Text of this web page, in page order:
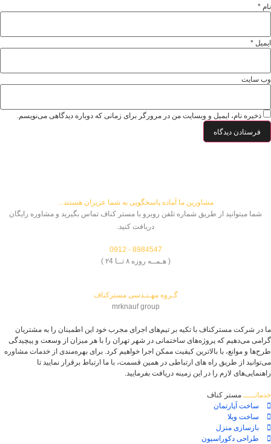
نام *
ایمیل *
وب‌ سایت
ذخیره نام، ایمیل و وبسایت من در مرورگر برای زمانی که دوباره دیدگاهی می‌نویسم.
مشاورین ما آماده پاسخگویی به شما عزیزان هستند...
شما میتوانید از طریق شماره تلفن روبرو با مستر کناف تماس بگیرید و مشاوره رایگان
دریافت کنید.
8984547 - 0912
( هـمــه روزه ۸ تــا ۲4 )
گـروه مهـنـدسی مسترکناف
mrknauf group
ما در شرکت مسترکناف با تکیه بر تیم‌های اجرای مجرب خود این اطمینان را به مشتریان
گرامی می‌دهیم که پروژه‌های ساختمانی در شهر تهران را با هر میزان از وسعت و پیچیدگی
طرح‌ها و موانع، با بالاترین کیفیت ممکن اجرا خواهیم کرد. برای بهره‌مندی از خدمات مشاوره
می‌توانید از طریق راه های ارتباطی در همین قسمت، با ما ارتباط برقرار نمایید تا
راهنمایی‌های لازم را در این زمینه دریافت بفرمایید.
خدماتـــــ مستر کناف
ساخت آپارتمان
ساخت ویلا
بازسازی منزل
طراحی دکوراسیون